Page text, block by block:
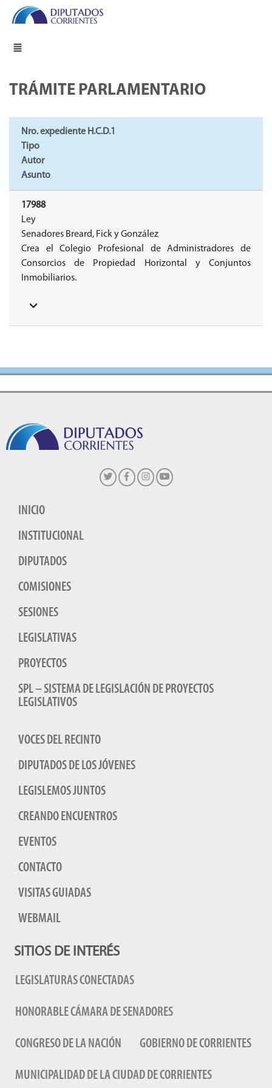
TRÁMITE PARLAMENTARIO
Nro. expediente H.C.D.1
Tipo
Autor
Asunto
17988
Ley
Senadores Breard, Fick y González
Crea el Colegio Profesional de Administradores de
Consorcios de Propiedad Horizontal y Conjuntos
Inmobiliarios.
INICIO
INSTITUCIONAL
DIPUTADOS
COMISIONES
SESIONES
LEGISLATIVAS
PROYECTOS
SPL – SISTEMA DE LEGISLACIÓN DE PROYECTOS
LEGISLATIVOS
VOCES DEL RECINTO
DIPUTADOS DE LOS JÓVENES
LEGISLEMOS JUNTOS
CREANDO ENCUENTROS
EVENTOS
CONTACTO
VISITAS GUIADAS
WEBMAIL
SITIOS DE INTERÉS
LEGISLATURAS CONECTADAS
HONORABLE CÁMARA DE SENADORES
CONGRESO DE LA NACIÓN GOBIERNO DE CORRIENTES
MUNICIPALIDAD DE LA CIUDAD DE CORRIENTES